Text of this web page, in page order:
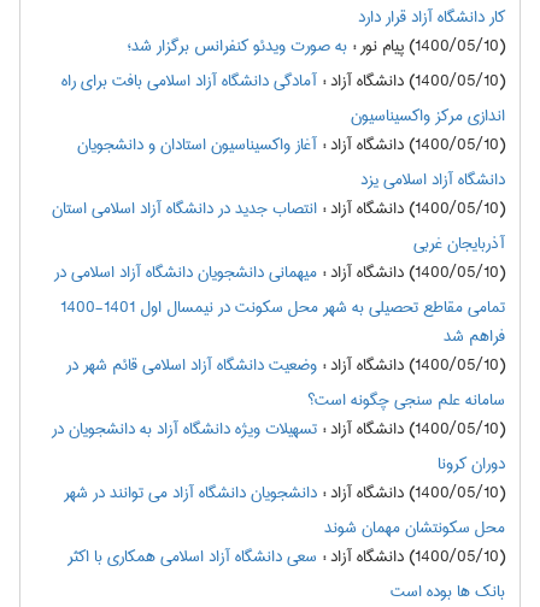
کار دانشگاه آزاد قرار دارد
(1400/05/10) پیام نور
:به صورت ویدئو کنفرانس برگزار شد؛
(1400/05/10) دانشگاه آزاد
:آمادگی دانشگاه آزاد اسلامی بافت برای راه
اندازی مرکز واکسیناسیون
(1400/05/10) دانشگاه آزاد
:آغاز واکسیناسیون استادان و دانشجویان
دانشگاه آزاد اسلامی یزد
(1400/05/10) دانشگاه آزاد
:انتصاب جدید در دانشگاه آزاد اسلامی استان
آذربایجان غربی
(1400/05/10) دانشگاه آزاد
:میهمانی دانشجویان دانشگاه آزاد اسلامی در
تمامی مقاطع تحصیلی به شهر محل سکونت در نیمسال اول 1401-1400
فراهم شد
(1400/05/10) دانشگاه آزاد
:وضعیت دانشگاه آزاد اسلامی قائم شهر در
سامانه علم سنجی چگونه است؟
(1400/05/10) دانشگاه آزاد
:تسهیلات ویژه دانشگاه آزاد به دانشجویان در
دوران کرونا
(1400/05/10) دانشگاه آزاد
:دانشجویان دانشگاه آزاد می توانند در شهر
محل سکونتشان مهمان شوند
(1400/05/10) دانشگاه آزاد
: سعی دانشگاه آزاد اسلامی همکاری با اکثر
بانک ها بوده است